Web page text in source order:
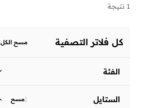
1 نتيجة
كل فلاتر التصفية مسح الكل
الفئة
نساء
الستايل 1مسح